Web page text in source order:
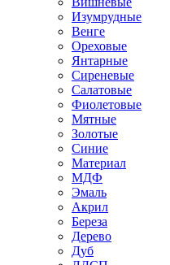
Изумрудные
Венге
Ореховые
Янтарные
Сиреневые
Салатовые
Фиолетовые
Мятные
Золотые
Синие
Материал
МДФ
Эмаль
Акрил
Береза
Дерево
Дуб